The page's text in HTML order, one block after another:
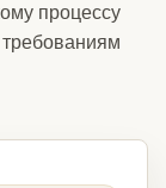
процессу